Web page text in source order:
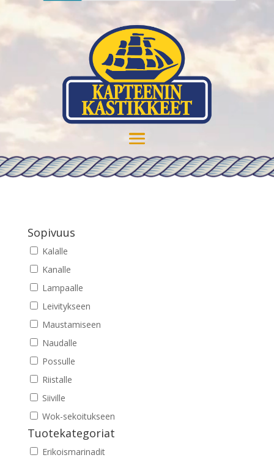
Sopivuus
Kalalle
Kanalle
Lampaalle
Leivitykseen
Maustamiseen
Naudalle
Possulle
Riistalle
Siiville
Wok-sekoitukseen
Tuotekategoriat
Erikoismarinadit